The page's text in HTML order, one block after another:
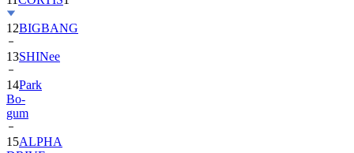
13SHINee
14Park
Bo-
gum
15ALPHA
DRIVE
ONE)1